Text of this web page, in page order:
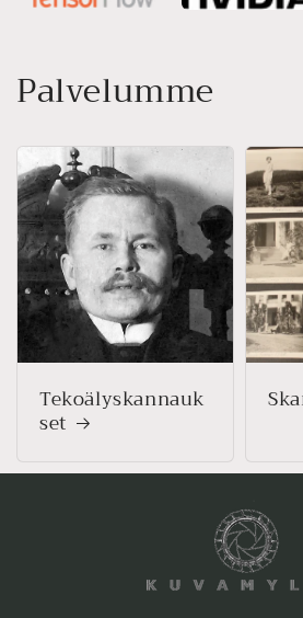
Palvelumme
Tekoälyskannauk
set